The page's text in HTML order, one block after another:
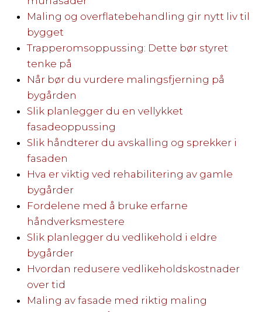
Maling og overflatebehandling gir nytt liv til
bygget
Trapperomsoppussing: Dette bør styret
tenke på
Når bør du vurdere malingsfjerning på
bygården
Slik planlegger du en vellykket
fasadeoppussing
Slik håndterer du avskalling og sprekker i
fasaden
Hva er viktig ved rehabilitering av gamle
bygårder
Fordelene med å bruke erfarne
håndverksmestere
Slik planlegger du vedlikehold i eldre
bygårder
Hvordan redusere vedlikeholdskostnader
over tid
Maling av fasade med riktig maling